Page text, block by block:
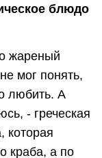
блюдо
жареный
мог понять,
любить. А
- греческая
которая
краба, а по